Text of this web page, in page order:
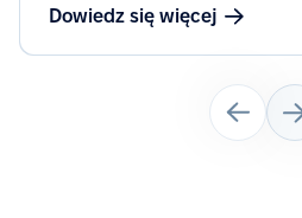
Dowiedz się więcej